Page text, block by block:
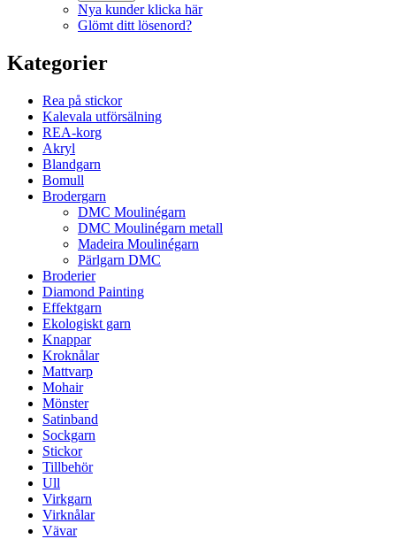
Nya kunder klicka här
Glömt ditt lösenord?
Kategorier
Rea på stickor
Kalevala utförsälning
REA-korg
Akryl
Blandgarn
Bomull
Brodergarn
DMC Moulinégarn
DMC Moulinégarn metall
Madeira Moulinégarn
Pärlgarn DMC
Broderier
Diamond Painting
Effektgarn
Ekologiskt garn
Knappar
Kroknålar
Mattvarp
Mohair
Mönster
Satinband
Sockgarn
Stickor
Tillbehör
Ull
Virkgarn
Virknålar
Vävar